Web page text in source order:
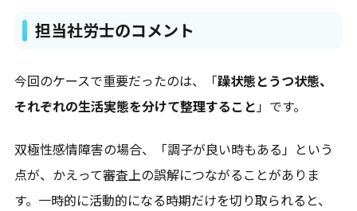
担当社労士のコメント
今回のケースで重要だったのは、「躁状態とうつ状態、
それぞれの生活実態を分けて整理すること 」です。
双極性感情障害の場合、「調子が良い時もある」という
点が、かえって審査上の誤解につながることがありま
す。一時的に活動的になる時期だけを切り取られると、